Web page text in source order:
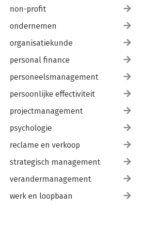
non-profit
ondernemen
organisatiekunde
personal finance
personeelsmanagement
persoonlijke effectiviteit
projectmanagement
psychologie
reclame en verkoop
strategisch management
verandermanagement
werk en loopbaan